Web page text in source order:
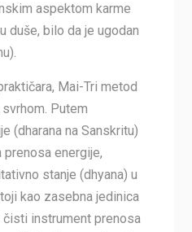
aspektom karme
duše, bilo da je ugodan
Mai-Tri metod
Putem
(dharana na Sanskritu)
energije,
stanje (dhyana) u
kao zasebna jedinica
instrument prenosa